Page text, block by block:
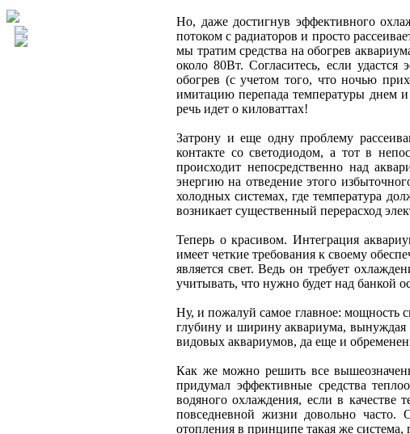
Но, даже достигнув эффективного
потоком с радиаторов и просто
мы тратим средства на обогрев
около 80Вт. Согласитесь, если
обогрев (с учетом того, что ночью
имитацию перепада температуры днем
речь идет о киловаттах!
Затрону и еще одну проблему
контакте со светодиодом, а тот в
происходит непосредственно над
энергию на отведение этого
холодных системах, где температура
возникает существенный перерасход
Теперь о красивом. Интеграция
имеет четкие требования к своему
является свет. Ведь он требует
учитывать, что нужно будет над банкой
Ну, и пожалуй самое главное: мощность
глубину и ширину аквариума, вынуждая
видовых аквариумов, да еще и
Как же можно решить все
придумал эффективные средства
водяного охлаждения, если в качестве
повседневной жизни довольно часто.
отопления в принципе такая же